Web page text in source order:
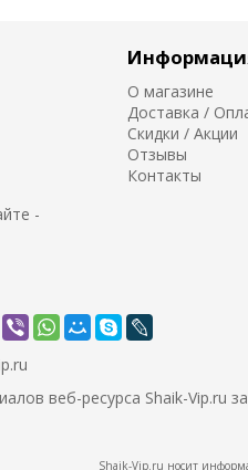
-
О магазине
Доставка /
Скидки / Акции
Отзывы
Контакты
веб-ресурса Shaik-Vip.ru
Shaik-Vip.ru носит